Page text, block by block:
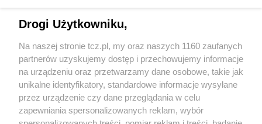
O FIRMIE POLITYKA PRYWATNOŚCI HOSTING
Drogi Użytkowniku,
Na naszej stronie tcz.pl, my oraz naszych 1160 zaufanych
partnerów uzyskujemy dostęp i przechowujemy informacje
na urządzeniu oraz przetwarzamy dane osobowe, takie jak
unikalne identyfikatory, standardowe informacje wysyłane
przez urządzenie czy dane przeglądania w celu
zapewniania spersonalizowanych reklam, wybór